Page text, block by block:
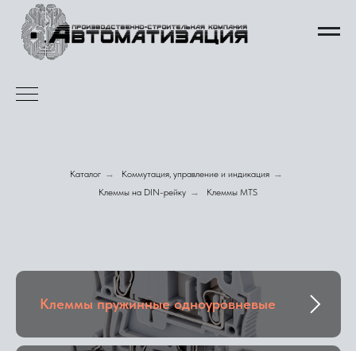
Каталог → Коммутация, управление и индикация →
Клеммы на DIN-рейку → Клеммы MTS
Клеммы пружинные одноуровневые